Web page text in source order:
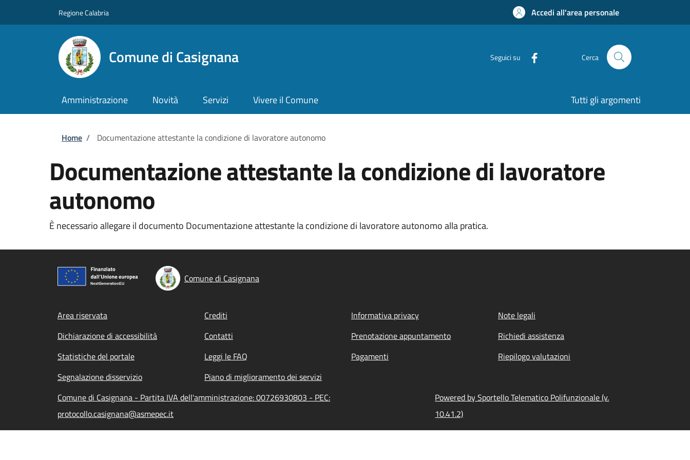
Regione Calabria Accedi all'area personale
Comune di Casignana Seguici su Cerca
Amministrazione Novità Servizi Vivere il Comune Tutti gli argomenti
Briciole di pane
Home / Documentazione attestante la condizione di lavoratore autonomo
Documentazione attestante la condizione di lavoratore
autonomo
È necessario allegare il documento Documentazione attestante la condizione di lavoratore autonomo alla pratica.
Comune di Casignana
Footer menu
Area riservata Crediti Informativa privacy
Note legali
Dichiarazione di accessibilità
Contatti Prenotazione appuntamento
Richiedi assistenza
Statistiche del portale
Leggi le FAQ Pagamenti
Riepilogo valutazioni
Segnalazione disservizio
Piano di miglioramento dei servizi
Comune di Casignana - Partita IVA dell'amministrazione: 00726930803 - PEC:
protocollo.casignana@asmepec.it
Powered by Sportello Telematico Polifunzionale (v.
10.41.2)